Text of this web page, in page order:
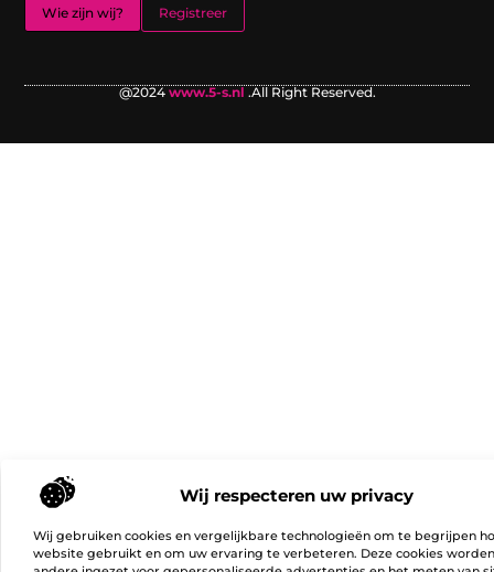
Wij respecteren uw privacy
Wij gebruiken cookies en vergelijkbare technologieën om te begrijpen
website gebruikt en om uw ervaring te verbeteren. Deze cookies
Wie zijn wij? Registreer
@2024 www.5-s.nl .All Right Reserved.